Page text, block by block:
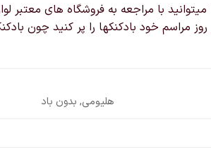
با مراجعه به فروشگاه های معتبر
مراسم خود بادکنکها را پر کنید چون
هلیومی, بدون باد